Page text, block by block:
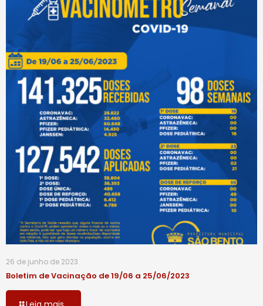
26 de junho de 2023
Boletim de Vacinação de 19/06 a 25/06/2023